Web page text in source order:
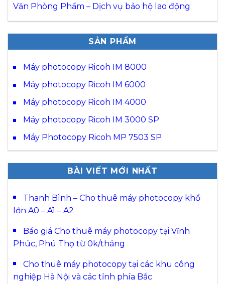
Văn Phòng Phẩm – Dịch vụ bảo hộ lao động
SẢN PHẨM
Máy photocopy Ricoh IM 8000
Máy photocopy Ricoh IM 6000
Máy photocopy Ricoh IM 4000
Máy photocopy Ricoh IM 3000 SP
Máy Photocopy Ricoh MP 7503 SP
BÀI VIẾT MỚI NHẤT
Thanh Bình – Cho thuê máy photocopy khổ
lớn A0 – A1 – A2
Báo giá Cho thuê máy photocopy tại Vĩnh
Phúc, Phú Thọ từ 0k/tháng
Cho thuê máy photocopy tại các khu công
nghiệp Hà Nội và các tỉnh phía Bắc